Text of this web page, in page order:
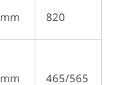
mm 820
mm 465/565